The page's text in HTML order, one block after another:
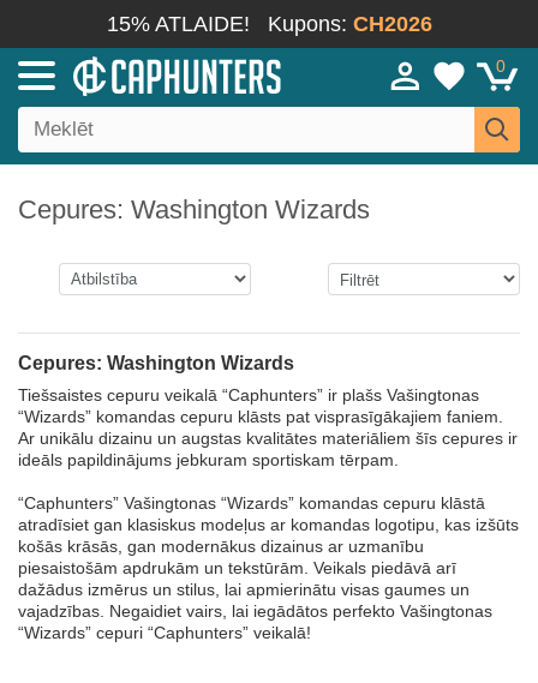
15% ATLAIDE! Kupons: CH2026
0
Cepures: Washington Wizards
Cepures: Washington Wizards
Tiešsaistes cepuru veikalā “Caphunters” ir plašs Vašingtonas
“Wizards” komandas cepuru klāsts pat visprasīgākajiem faniem.
Ar unikālu dizainu un augstas kvalitātes materiāliem šīs cepures ir
ideāls papildinājums jebkuram sportiskam tērpam.
“Caphunters” Vašingtonas “Wizards” komandas cepuru klāstā
atradīsiet gan klasiskus modeļus ar komandas logotipu, kas izšūts
košās krāsās, gan modernākus dizainus ar uzmanību
piesaistošām apdrukām un tekstūrām. Veikals piedāvā arī
dažādus izmērus un stilus, lai apmierinātu visas gaumes un
vajadzības. Negaidiet vairs, lai iegādātos perfekto Vašingtonas
“Wizards” cepuri “Caphunters” veikalā!